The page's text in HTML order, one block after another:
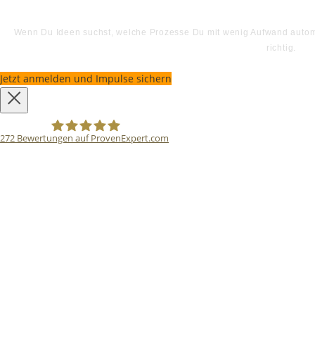
Wenn Du Ideen suchst, welche Prozesse Du mit wenig Aufwand
richtig.
Jetzt anmelden und Impulse sichern
272 Bewertungen auf ProvenExpert.com